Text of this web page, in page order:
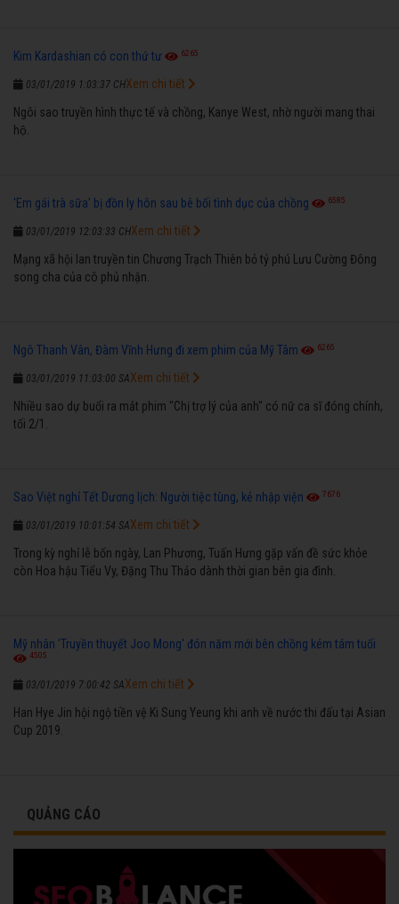
Kim Kardashian có con thứ tư 6265
03/01/2019 1:03:37 CH
Ngôi sao truyền hình thực tế và chồng, Kanye West, nhờ người mang thai
hộ.
Xem chi tiết
'Em gái trà sữa' bị đồn ly hôn sau bê bối tình dục của chồng 6585
03/01/2019 12:03:33 CH
Mạng xã hội lan truyền tin Chương Trạch Thiên bỏ tỷ phú Lưu Cường Đông
song cha của cô phủ nhận.
Xem chi tiết
Ngô Thanh Vân, Đàm Vĩnh Hưng đi xem phim của Mỹ Tâm 6265
03/01/2019 11:03:00 SA
Nhiều sao dự buổi ra mắt phim "Chị trợ lý của anh" có nữ ca sĩ đóng chính,
tối 2/1.
Xem chi tiết
Sao Việt nghỉ Tết Dương lịch: Người tiệc tùng, kẻ nhập viện 7676
03/01/2019 10:01:54 SA
Trong kỳ nghỉ lễ bốn ngày, Lan Phương, Tuấn Hưng gặp vấn đề sức khỏe
còn Hoa hậu Tiểu Vy, Đặng Thu Thảo dành thời gian bên gia đình.
Xem chi tiết
Mỹ nhân 'Truyền thuyết Joo Mong' đón năm mới bên chồng kém tám tuổi
4505
03/01/2019 7:00:42 SA
Han Hye Jin hội ngộ tiền vệ Ki Sung Yeung khi anh về nước thi đấu tại Asian
Cup 2019.
Xem chi tiết
QUẢNG CÁO